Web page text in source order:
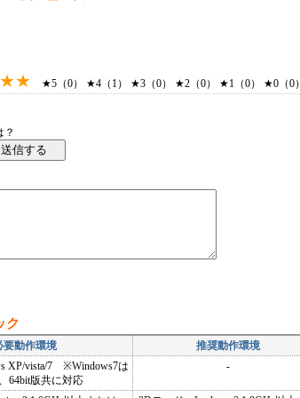
★5（0） ★4（1） ★3（0） ★2（0） ★1（0） ★0（0）
ク
要動作環境
推奨動作環境
XP/vista/7 ※Windows7は
64bit版共に対応
-